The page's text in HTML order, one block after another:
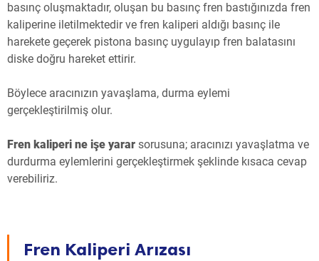
basınç oluşmaktadır, oluşan bu basınç fren bastığınızda fren
kaliperine iletilmektedir ve fren kaliperi aldığı basınç ile
harekete geçerek pistona basınç uygulayıp fren balatasını
diske doğru hareket ettirir.
Böylece aracınızın yavaşlama, durma eylemi
gerçekleştirilmiş olur.
Fren kaliperi ne işe yarar sorusuna; aracınızı yavaşlatma ve
durdurma eylemlerini gerçekleştirmek şeklinde kısaca cevap
verebiliriz.
Fren Kaliperi Arızası